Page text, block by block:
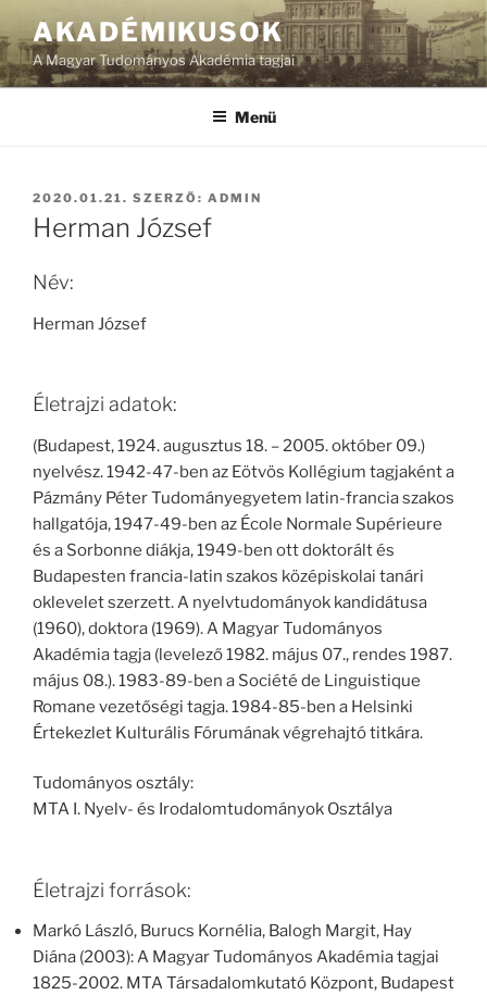
AKADÉMIKUSOK
A Magyar Tudományos Akadémia tagjai
Menü
BEKÜLDVE:
2020.01.21. SZERZŐ: ADMIN
Herman József
Név:
Herman József
Életrajzi adatok:
(Budapest, 1924. augusztus 18. – 2005. október 09.)
nyelvész. 1942-47-ben az Eötvös Kollégium tagjaként a
Pázmány Péter Tudományegyetem latin-francia szakos
hallgatója, 1947-49-ben az École Normale Supérieure
és a Sorbonne diákja, 1949-ben ott doktorált és
Budapesten francia-latin szakos középiskolai tanári
oklevelet szerzett. A nyelvtudományok kandidátusa
(1960), doktora (1969). A Magyar Tudományos
Akadémia tagja (levelező 1982. május 07., rendes 1987.
május 08.). 1983-89-ben a Société de Linguistique
Romane vezetőségi tagja. 1984-85-ben a Helsinki
Értekezlet Kulturális Fórumának végrehajtó titkára.
Tudományos osztály:
MTA I. Nyelv- és Irodalomtudományok Osztálya
Életrajzi források:
Markó László, Burucs Kornélia, Balogh Margit, Hay
Diána (2003): A Magyar Tudományos Akadémia tagjai
1825-2002. MTA Társadalomkutató Központ, Budapest